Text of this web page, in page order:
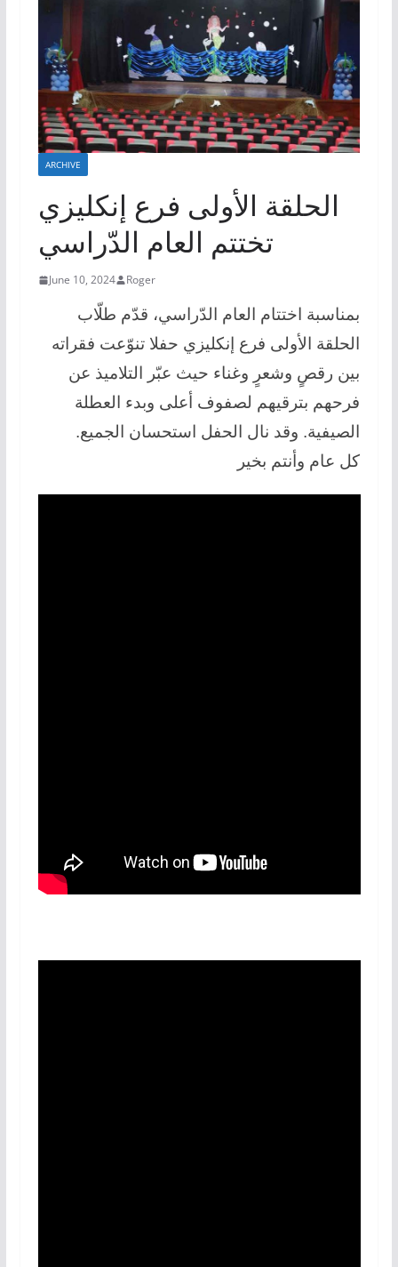
ARCHIVE
الحلقة الأولى فرع إنكليزي
تختتم العام الدّراسي
June 10, 2024 Roger
بمناسبة اختتام العام الدّراسي، قدّم طلّاب
الحلقة الأولى فرع إنكليزي حفلا تنوّعت فقراته
بين رقصٍ وشعرٍ وغناء حيث عبّر التلاميذ عن
فرحهم بترقيهم لصفوف أعلى وبدء العطلة
الصيفية. وقد نال الحفل استحسان الجميع.
كل عام وأنتم بخير